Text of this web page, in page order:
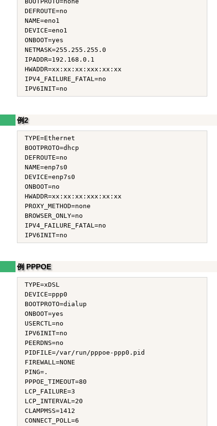
DEFROUTE=no
NAME=eno1
DEVICE=eno1
ONBOOT=yes
NETMASK=255.255.255.0
IPADDR=192.168.0.1
HWADDR=xx:xx:xx:xxx:xx:xx
IPV4_FAILURE_FATAL=no
例2
TYPE=Ethernet
BOOTPROTO=dhcp
DEFROUTE=no
NAME=enp7s0
DEVICE=enp7s0
ONBOOT=no
HWADDR=xx:xx:xx:xxx:xx:xx
PROXY_METHOD=none
BROWSER_ONLY=no
IPV4_FAILURE_FATAL=no
例 PPPOE
TYPE=xDSL
DEVICE=ppp0
BOOTPROTO=dialup
ONBOOT=yes
USERCTL=no
IPV6INIT=no
PEERDNS=no
PIDFILE=/var/run/pppoe-ppp0.pid
FIREWALL=NONE
PING=.
PPPOE_TIMEOUT=80
LCP_FAILURE=3
LCP_INTERVAL=20
CLAMPMSS=1412
CONNECT_POLL=6